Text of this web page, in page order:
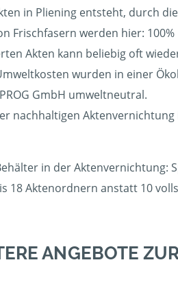
in Pliening entsteht, durch
Frischfasern werden hier:
Akten kann beliebig oft
wurden in einer
GmbH umweltneutral.
nachhaltigen
in der Aktenvernichtung:
18 Aktenordnern anstatt 10
ANGEBOTE